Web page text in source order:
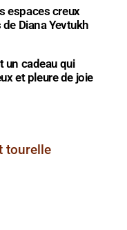
espaces creux
Diana Yevtukh
un cadeau qui
et pleure de joie
tourelle